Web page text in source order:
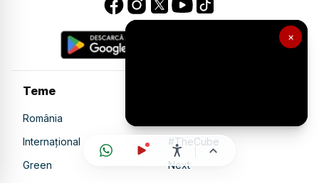
×
Teme
România
Internațional
#TheCube
Green
Next